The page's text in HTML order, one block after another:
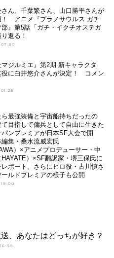
ん、千葉繁さん、山口勝平さんが
！ アニメ『プラノサウルス ガチ
部』第5話「ガチ・イクチオステガ
返る！
マジルミエ』第2期 新キャラクタ
役に白井悠介さんが決定！ コメン
ら最強装備と宇宙船持ちだったの
目指して傭兵として自由に生きた
ンプレミアが日本SF大会で開
集・桑水流威宏氏
）×アニメプロデューサー・中
）×SF翻訳家・堺三保氏に
ポート。さらにヒロ役・古川慎さ
ルドプレミアの様子も公開
、あなたはどっちが好き？